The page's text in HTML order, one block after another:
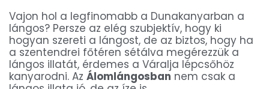
Vajon hol a legfinomabb a Dunakanyarban a
lángos? Persze az elég szubjektív, hogy ki
hogyan szereti a lángost, de az biztos, hogy ha
a szentendrei főtéren sétálva megérezzük a
lángos illatát, érdemes a Váralja lépcsőhöz
kanyarodni. Az Álomlángosban nem csak a